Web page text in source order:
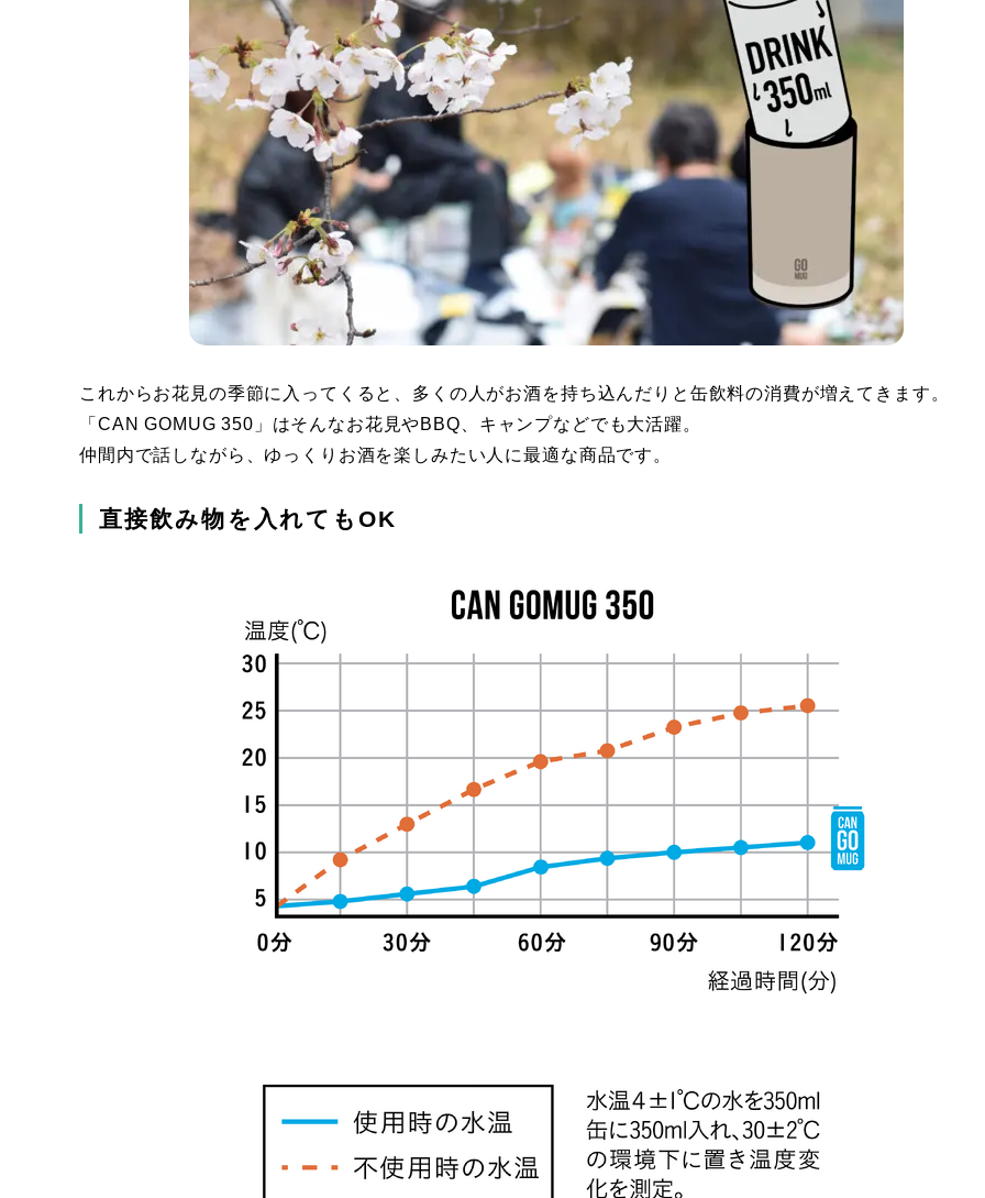
これからお花見の季節に入ってくると、多くの人がお酒を持ち込んだりと缶飲料の消費が増えてきます。
「CAN GOMUG 350」はそんなお花見やBBQ、キャンプなどでも大活躍。
仲間内で話しながら、ゆっくりお酒を楽しみたい人に最適な商品です。
直接飲み物を入れてもOK